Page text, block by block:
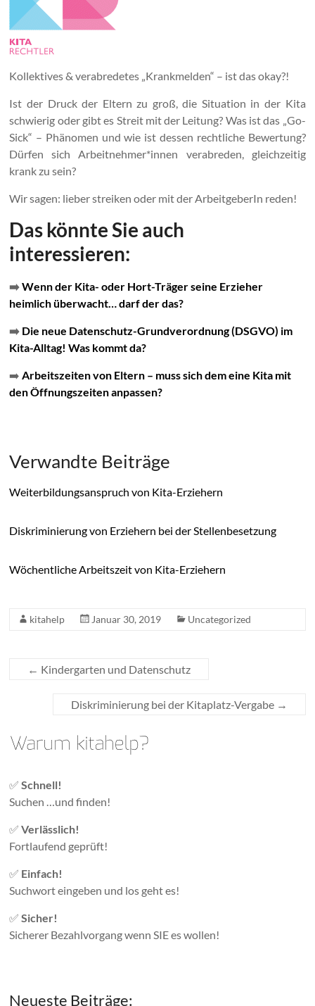
Kollektives & verabredetes „Krankmelden“ – ist das okay?!
Ist der Druck der Eltern zu groß, die Situation in der Kita
schwierig oder gibt es Streit mit der Leitung? Was ist das „Go-
Sick“ – Phänomen und wie ist dessen rechtliche Bewertung?
Dürfen sich Arbeitnehmer*innen verabreden, gleichzeitig
krank zu sein?
Wir sagen: lieber streiken oder mit der ArbeitgeberIn reden!
Das könnte Sie auch
interessieren:
➡️Wenn der Kita- oder Hort-Träger seine Erzieher
heimlich überwacht… darf der das?
➡️ Die neue Datenschutz-Grundverordnung (DSGVO) im
Kita-Alltag! Was kommt da?
➡️Arbeitszeiten von Eltern – muss sich dem eine Kita mit
den Öffnungszeiten anpassen?
Verwandte Beiträge
Weiterbildungsanspruch von Kita-Erziehern
Diskriminierung von Erziehern bei der Stellenbesetzung
Wöchentliche Arbeitszeit von Kita-Erziehern
kitahelp Januar 30, 2019 Uncategorized
← Kindergarten und Datenschutz
Diskriminierung bei der Kitaplatz-Vergabe →
✅Schnell!
Suchen …und finden!
✅Verlässlich!
Fortlaufend geprüft!
✅ Einfach!
Suchwort eingeben und los geht es!
✅Sicher!
Sicherer Bezahlvorgang wenn SIE es wollen!
Neueste Beiträge: